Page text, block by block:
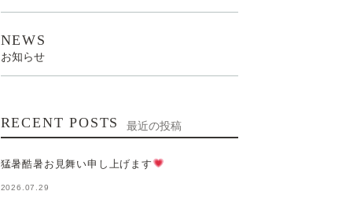
NEWS
お知らせ
RECENT POSTS 最近の投稿
猛暑酷暑お見舞い申し上げます
2026.07.29